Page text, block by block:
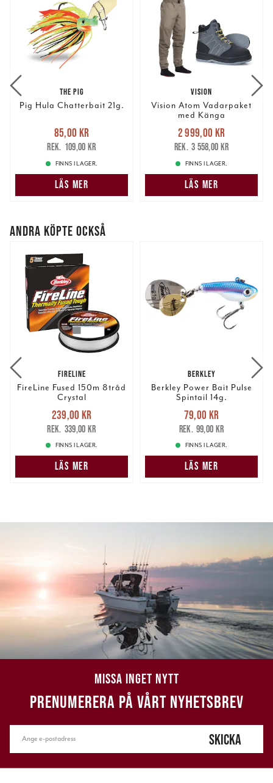
THE PIG
Pig Hula Chatterbait 21g.
Nuvarande pris
85,00 krTidigare pris
109,00 kr
85,00 kr
109,00 kr
FINNS I LAGER.
LÄS MER
VISION
Vision Atom Vadarpaket
med Känga
Nuvarande pris
2 999,00 krTidigare pris
3 558,00 kr
2 999,00 kr
3 558,00 kr
FINNS I LAGER.
LÄS MER
ANDRA KÖPTE OCKSÅ
FIRELINE
FireLine Fused 150m 8tråd
Crystal
Nuvarande pris
239,00 krTidigare pris
339,00 kr
239,00 kr
339,00 kr
FINNS I LAGER.
LÄS MER
BERKLEY
Berkley Power Bait Pulse
Spintail 14g.
Nuvarande pris
79,00 krTidigare pris
99,00 kr
79,00 kr
99,00 kr
FINNS I LAGER.
LÄS MER
MISSA INGET NYTT
PRENUMERERA PÅ VÅRT NYHETSBREV
SKICKA